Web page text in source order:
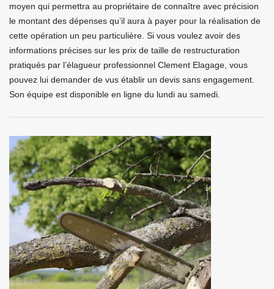
moyen qui permettra au propriétaire de connaître avec précision
le montant des dépenses qu’il aura à payer pour la réalisation de
cette opération un peu particulière. Si vous voulez avoir des
informations précises sur les prix de taille de restructuration
pratiqués par l’élagueur professionnel Clement Elagage, vous
pouvez lui demander de vus établir un devis sans engagement.
Son équipe est disponible en ligne du lundi au samedi.